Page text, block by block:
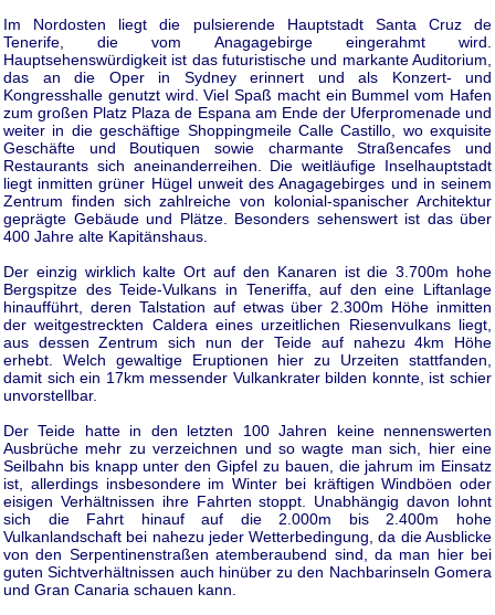
Im Nordosten liegt die pulsierende Hauptstadt Santa Cruz de
Tenerife, die vom Anagagebirge eingerahmt wird.
Hauptsehenswürdigkeit ist das futuristische und markante Auditorium,
das an die Oper in Sydney erinnert und als Konzert- und
Kongresshalle genutzt wird. Viel Spaß macht ein Bummel vom Hafen
zum großen Platz Plaza de Espana am Ende der Uferpromenade und
weiter in die geschäftige Shoppingmeile Calle Castillo, wo exquisite
Geschäfte und Boutiquen sowie charmante Straßencafes und
Restaurants sich aneinanderreihen. Die weitläufige Inselhauptstadt
liegt inmitten grüner Hügel unweit des Anagagebirges und in seinem
Zentrum finden sich zahlreiche von kolonial-spanischer Architektur
geprägte Gebäude und Plätze. Besonders sehenswert ist das über
400 Jahre alte Kapitänshaus.
Der einzig wirklich kalte Ort auf den Kanaren ist die 3.700m hohe
Bergspitze des Teide-Vulkans in Teneriffa, auf den eine Liftanlage
hinaufführt, deren Talstation auf etwas über 2.300m Höhe inmitten
der weitgestreckten Caldera eines urzeitlichen Riesenvulkans liegt,
aus dessen Zentrum sich nun der Teide auf nahezu 4km Höhe
erhebt. Welch gewaltige Eruptionen hier zu Urzeiten stattfanden,
damit sich ein 17km messender Vulkankrater bilden konnte, ist schier
unvorstellbar.
Der Teide hatte in den letzten 100 Jahren keine nennenswerten
Ausbrüche mehr zu verzeichnen und so wagte man sich, hier eine
Seilbahn bis knapp unter den Gipfel zu bauen, die jahrum im Einsatz
ist, allerdings insbesondere im Winter bei kräftigen Windböen oder
eisigen Verhältnissen ihre Fahrten stoppt. Unabhängig davon lohnt
sich die Fahrt hinauf auf die 2.000m bis 2.400m hohe
Vulkanlandschaft bei nahezu jeder Wetterbedingung, da die Ausblicke
von den Serpentinenstraßen atemberaubend sind, da man hier bei
guten Sichtverhältnissen auch hinüber zu den Nachbarinseln Gomera
und Gran Canaria schauen kann.